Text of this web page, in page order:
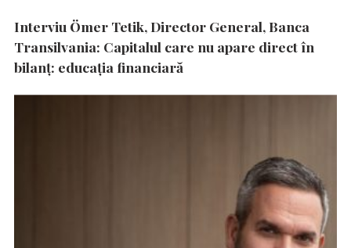
Interviu Ömer Tetik, Director General, Banca
Transilvania: Capitalul care nu apare direct în
bilanț: educația financiară